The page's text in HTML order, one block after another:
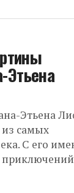
Этьена
самых
С его